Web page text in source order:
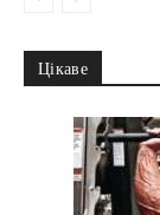
Цікаве